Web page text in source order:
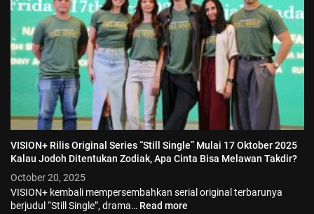
VISION+ Rilis Original Series “Still Single” Mulai 17 Oktober 2025
Kalau Jodoh Ditentukan Zodiak, Apa Cinta Bisa Melawan Takdir?
October 20, 2025
VISION+ kembali mempersembahkan serial original terbarunya
berjudul “Still Single”, drama… Read more